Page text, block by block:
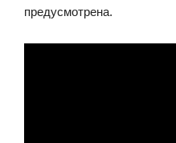
предусмотрена.